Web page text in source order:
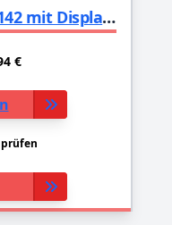
Technaxx Fernglas TX-142 mit Display für Erwachsene: Feldstecher mit Kamera zur Beobachtung von Vögeln, Tieren, auf Sportveranstaltungen, Reisen, Jagd/FullHD Video- und Fotoaufnahmen / 4-Fach Zoom
€